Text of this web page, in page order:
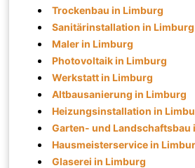
Trockenbau in Limburg
Sanitärinstallation in Limburg
Maler in Limburg
Photovoltaik in Limburg
Werkstatt in Limburg
Altbausanierung in Limburg
Heizungsinstallation in
Garten- und Landschaftsbau
Hausmeisterservice in
Glaserei in Limburg